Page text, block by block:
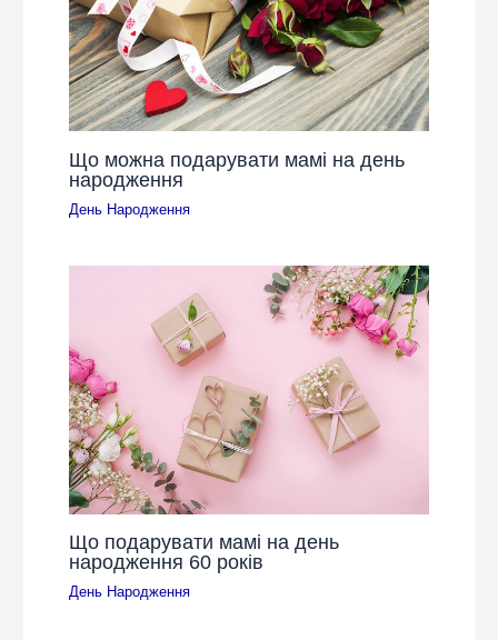
Що можна подарувати мамі на день
народження
День Народження
Що подарувати мамі на день
народження 60 років
День Народження